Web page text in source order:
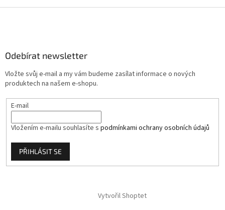
Odebírat newsletter
Vložte svůj e-mail a my vám budeme zasílat informace o nových
produktech na našem e-shopu.
E-mail
Vložením e-mailu souhlasíte s podmínkami ochrany osobních údajů
PŘIHLÁSIT SE
Vytvořil Shoptet